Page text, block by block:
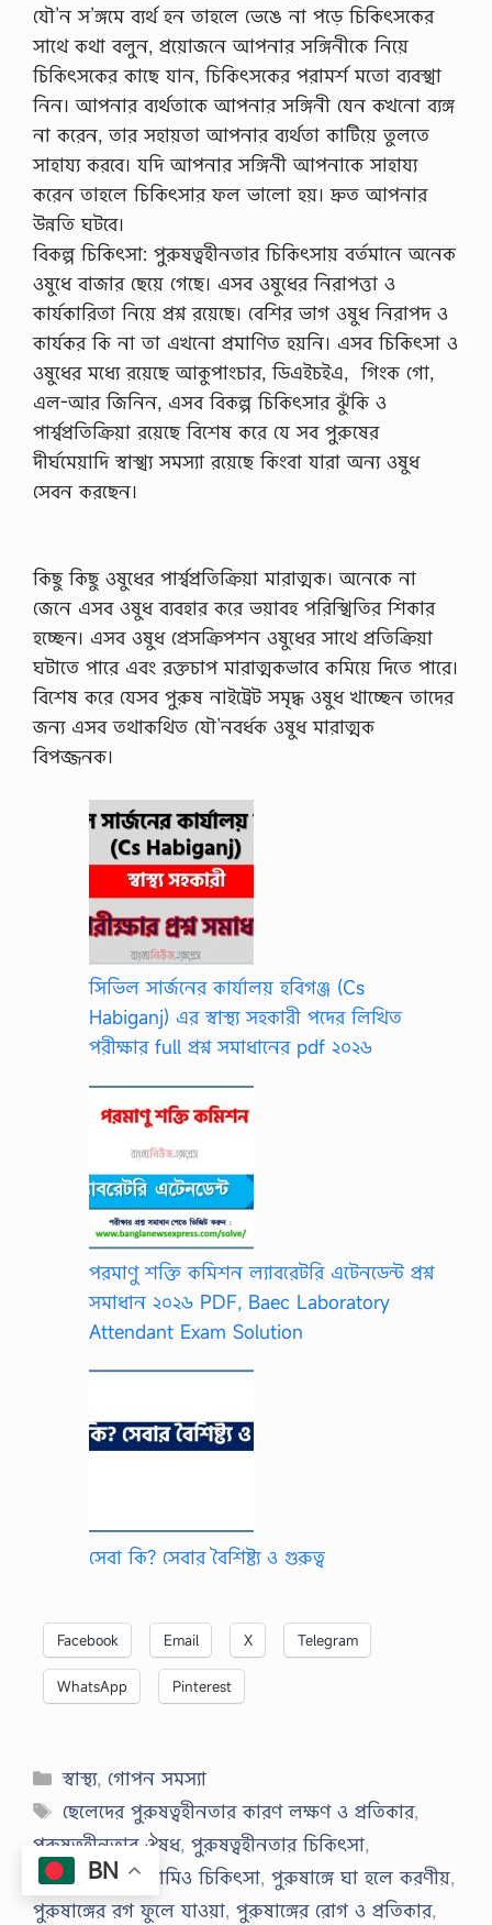
যৌ’ন স’ঙ্গমে ব্যর্থ হন তাহলে ভেঙে না পড়ে চিকিৎসকের
সাথে কথা বলুন, প্রয়োজনে আপনার সঙ্গিনীকে নিয়ে
চিকিৎসকের কাছে যান, চিকিৎসকের পরামর্শ মতো ব্যবস্খা
নিন। আপনার ব্যর্থতাকে আপনার সঙ্গিনী যেন কখনো ব্যঙ্গ
না করেন, তার সহায়তা আপনার ব্যর্থতা কাটিয়ে তুলতে
সাহায্য করবে। যদি আপনার সঙ্গিনী আপনাকে সাহায্য
করেন তাহলে চিকিৎসার ফল ভালো হয়। দ্রুত আপনার
উন্নতি ঘটবে।
বিকল্প চিকিৎসা: পুরুষত্বহীনতার চিকিৎসায় বর্তমানে অনেক
ওষুধে বাজার ছেয়ে গেছে। এসব ওষুধের নিরাপত্তা ও
কার্যকারিতা নিয়ে প্রশ্ন রয়েছে। বেশির ভাগ ওষুধ নিরাপদ ও
কার্যকর কি না তা এখনো প্রমাণিত হয়নি। এসব চিকিৎসা ও
ওষুধের মধ্যে রয়েছে­ আকুপাংচার,­ ডিএইচইএ, ­ গিংক গো,
এল-আর জিনিন, এসব বিকল্প চিকিৎসার ঝুঁকি ও
পার্শ্বপ্রতিক্রিয়া রয়েছে­ বিশেষ করে যে সব পুরুষের
দীর্ঘমেয়াদি স্বাস্খ্য সমস্যা রয়েছে কিংবা যারা অন্য ওষুধ
সেবন করছেন।
কিছু কিছু ওষুধের পার্শ্বপ্রতিক্রিয়া মারাত্মক। অনেকে না
জেনে এসব ওষুধ ব্যবহার করে ভয়াবহ পরিস্খিতির শিকার
হচ্ছেন। এসব ওষুধ প্রেসক্রিপশন ওষুধের সাথে প্রতিক্রিয়া
ঘটাতে পারে এবং রক্তচাপ মারাত্মকভাবে কমিয়ে দিতে পারে।
বিশেষ করে যেসব পুরুষ নাইট্রেট সমৃদ্ধ ওষুধ খাচ্ছেন তাদের
জন্য এসব তথাকথিত যৌ’নবর্ধক ওষুধ মারাত্মক
বিপজ্জনক।
সিভিল সার্জনের কার্যালয় হবিগঞ্জ (Cs
Habiganj) এর স্বাস্থ্য সহকারী পদের লিখিত
পরীক্ষার full প্রশ্ন সমাধানের pdf ২০২৬
পরমাণু শক্তি কমিশন ল্যাবরেটরি এটেনডেন্ট প্রশ্ন
সমাধান ২০২৬ PDF, Baec Laboratory
Attendant Exam Solution
সেবা কি? সেবার বৈশিষ্ট্য ও গুরুত্ব
Facebook Email X Telegram
WhatsApp Pinterest
Categories
স্বাস্থ্য, গোপন সমস্যা
Tags
ছেলেদের পুরুষত্বহীনতার কারণ লক্ষণ ও প্রতিকার,
পুরুষত্বহীনতার ঔষধ, পুরুষত্বহীনতার চিকিৎসা,
পুরুষত্বহীনতার হোমিও চিকিৎসা, পুরুষাঙ্গে ঘা হলে করণীয়,
পুরুষাঙ্গের রগ ফুলে যাওয়া, পুরুষাঙ্গের রোগ ও প্রতিকার,
BN